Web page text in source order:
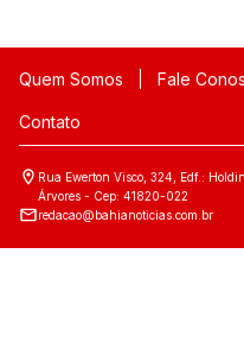
Quem Somos Fale
Contato
Rua Ewerton Visco, 324, Edf.:
Árvores - Cep: 41820-022
redacao@bahianoticias.com.br